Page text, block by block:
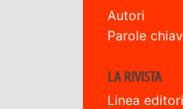
Autori
Parole
LA RIVISTA
Linea